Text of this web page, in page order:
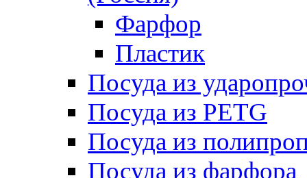
Фарфор
Пластик
Посуда из
Посуда из PETG
Посуда из
Посуда из фарфора